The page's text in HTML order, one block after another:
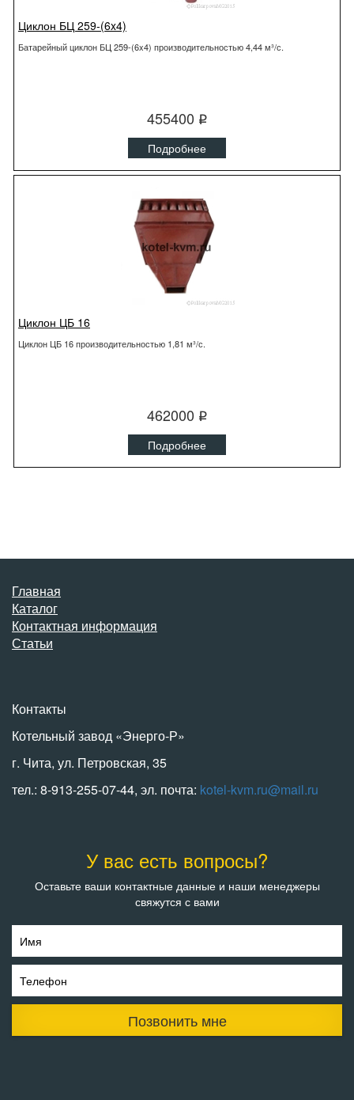
Циклон БЦ 259-(6x4)
Батарейный циклон БЦ 259-(6x4) производительностью 4,44 м³/с.
455400 q
Подробнее
Циклон ЦБ 16
Циклон ЦБ 16 производительностью 1,81 м³/с.
462000 q
Подробнее
Главная
Каталог
Контактная информация
Статьи
Контакты
Котельный завод «Энерго-Р»
г. Чита, ул. Петровская, 35
тел.: 8-913-255-07-44, эл. почта: kotel-kvm.ru@mail.ru
У вас есть вопросы?
Оставьте ваши контактные данные и наши менеджеры
свяжутся с вами
Имя
Телефон
Позвонить мне